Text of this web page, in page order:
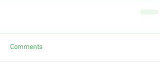
Comments